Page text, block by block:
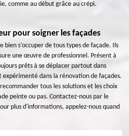
comme au début grâce au crépi.
pour soigner les façades
bien s’occuper de tous types de façade. Ils
une œuvre de professionnel. Présent à
prêts à se déplacer partout dans
expérimenté dans la rénovation de façades.
tous les solutions et les choix
peinte ou pas. Contactez-nous par le
plus d'informations, appelez-nous quand